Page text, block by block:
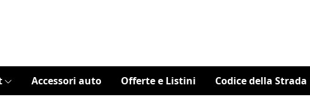
Accessori auto Offerte e Listini Codice della Strada